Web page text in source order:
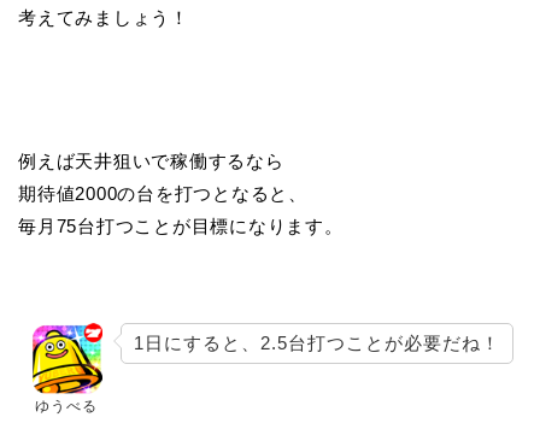
考えてみましょう！
例えば天井狙いで稼働するなら
期待値2000の台を打つとなると、
毎月75台打つことが目標になります。
ゆうべる
1日にすると、2.5台打つことが必要だね！